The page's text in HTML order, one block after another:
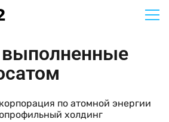
по атомной энергии
холдинг